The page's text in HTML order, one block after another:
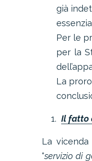
già
Per le
per la
La
Il fatto
La
“servizio di